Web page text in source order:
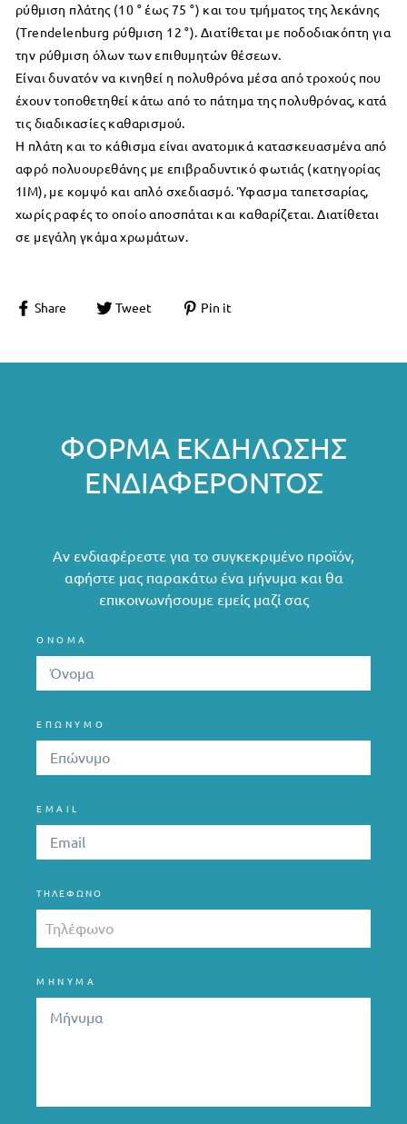
ρύθμιση πλάτης (10 ° έως 75 °) και του τμήματος της λεκάνης
(Trendelenburg ρύθμιση 12 °). Διατίθεται με ποδοδιακόπτη για
την ρύθμιση όλων των επιθυμητών θέσεων.
Είναι δυνατόν να κινηθεί η πολυθρόνα μέσα από τροχούς που
έχουν τοποθετηθεί κάτω από το πάτημα της πολυθρόνας, κατά
τις διαδικασίες καθαρισμού.
Η πλάτη και το κάθισμα είναι ανατομικά κατασκευασμένα από
αφρό πολυουρεθάνης με επιβραδυντικό φωτιάς (κατηγορίας
1IM), με κομψό και απλό σχεδιασμό.Ύφασμα ταπετσαρίας,
χωρίς ραφές το οποίο αποσπάται και καθαρίζεται. Διατίθεται
σε μεγάλη γκάμα χρωμάτων.
Share Tweet Pin it
ΦΌΡΜΑ ΕΚΔΉΛΩΣΗΣ
ΕΝΔΙΑΦΈΡΟΝΤΟΣ
Αν ενδιαφέρεστε για το συγκεκριμένο προϊόν,
αφήστε μας παρακάτω ένα μήνυμα και θα
επικοινωνήσουμε εμείς μαζί σας
ΟΝΟΜΑ
ΕΠΩΝΥΜΟ
EMAIL
ΤΗΛΈΦΩΝΟ
ΜΗΝΥΜΑ